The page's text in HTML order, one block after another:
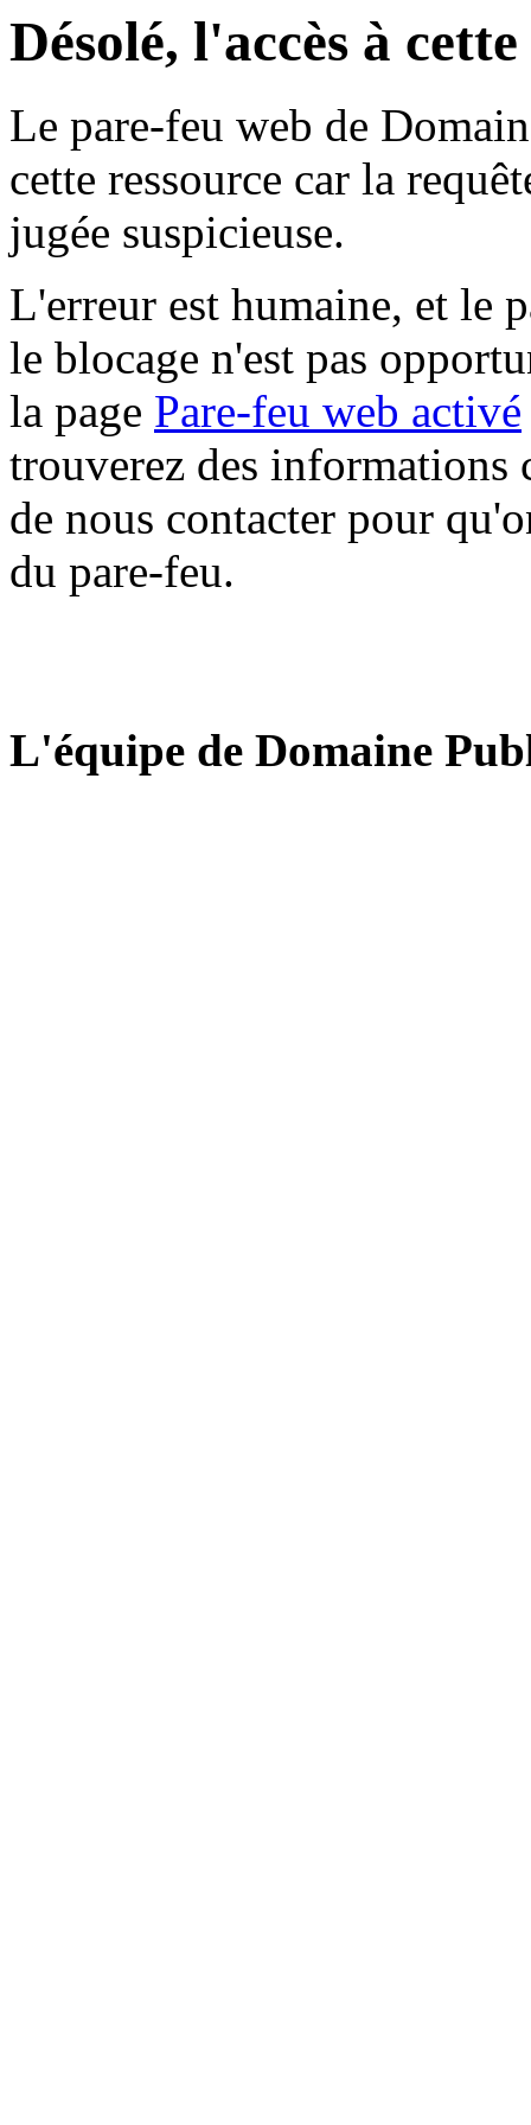
Désolé, l'accès à
Le pare-feu web de
cette ressource car la
jugée suspicieuse.
L'erreur est humaine, et le
le blocage n'est pas
la page Pare-feu web activé
trouverez des informations
de nous contacter pour
du pare-feu.
L'équipe de Domaine